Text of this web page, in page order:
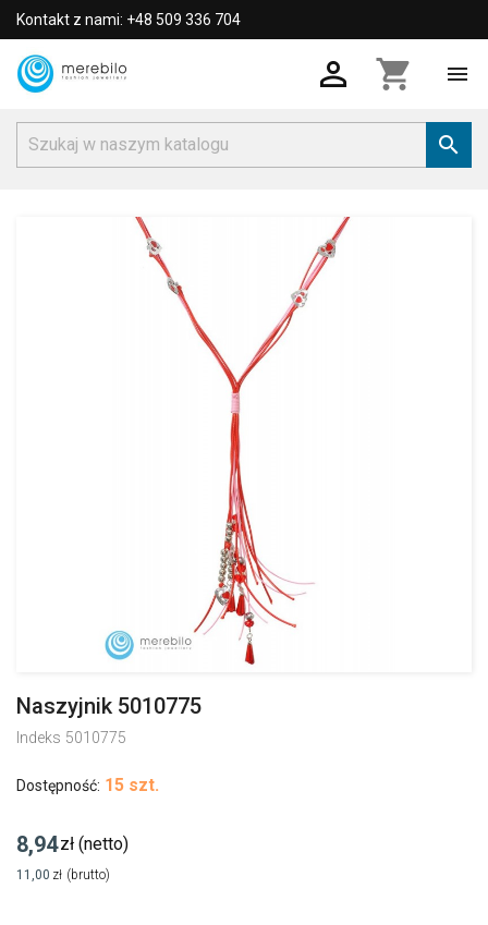
Kontakt z nami: +48 509 336 704
 shopping_cart 

Naszyjnik 5010775
Indeks 5010775
Dostępność: 15 szt.
8,94zł (netto)
11,00 zł (brutto)